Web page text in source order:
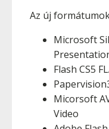
Az új
Microsoft
Flash CS5
Micorsoft
Video